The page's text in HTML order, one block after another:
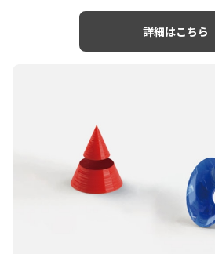
詳細はこちら